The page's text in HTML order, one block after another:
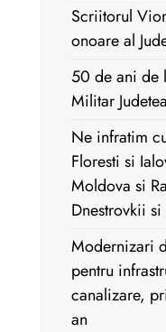
Scriitorul
onoare al
50 de ani de
Militar
Ne infratim
Floresti si
Moldova si
Dnestrovkii
Modernizari
pentru
canalizare,
an